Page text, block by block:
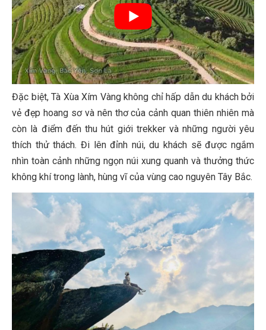
Đặc biệt, Tà Xùa Xím Vàng không chỉ hấp dẫn du khách bởi
vẻ đẹp hoang sơ và nên thơ của cảnh quan thiên nhiên mà
còn là điểm đến thu hút giới trekker và những người yêu
thích thử thách. Đi lên đỉnh núi, du khách sẽ được ngắm
nhìn toàn cảnh những ngọn núi xung quanh và thưởng thức
không khí trong lành, hùng vĩ của vùng cao nguyên Tây Bắc.